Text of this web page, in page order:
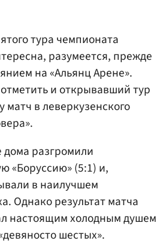
тура чемпионата
разумеется, прежде
на «Альянц Арене».
и открывавший тур
матч в леверкузенского
дома разгромили
«Боруссию» (5:1) и,
в наилучшем
Однако результат матча
настоящим холодным душем
шестых».